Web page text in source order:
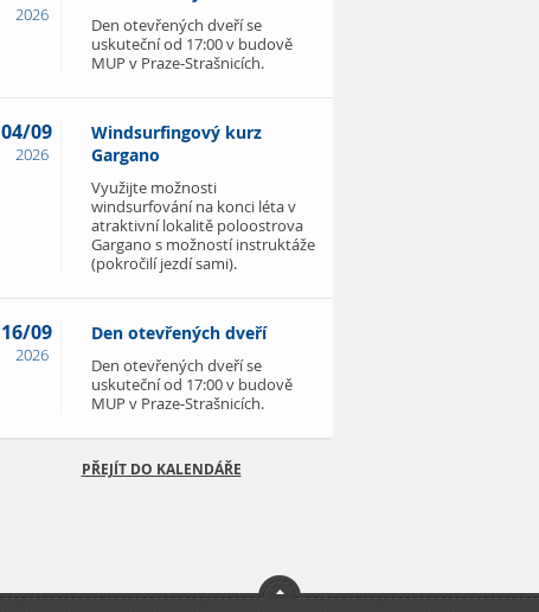
2026
Den otevřených dveří se
uskuteční od 17:00 v budově
MUP v Praze-Strašnicích.
04/09
2026
Windsurfingový kurz
Gargano
Využijte možnosti
windsurfování na konci léta v
atraktivní lokalitě poloostrova
Gargano s možností instruktáže
(pokročilí jezdí sami).
16/09
2026
Den otevřených dveří
Den otevřených dveří se
uskuteční od 17:00 v budově
MUP v Praze-Strašnicích.
PŘEJÍT DO KALENDÁŘE